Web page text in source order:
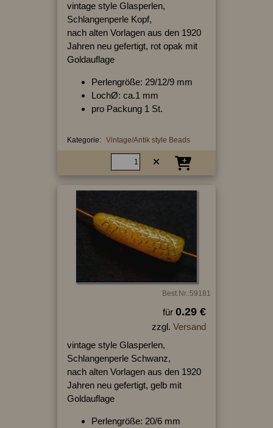
vintage style Glasperlen,
Schlangenperle Kopf,
nach alten Vorlagen aus den 1920
Jahren neu gefertigt, rot opak mit
Goldauflage
Perlengröße: 29/12/9 mm
LochØ: ca.1 mm
pro Packung 1 St.
Kategorie: Vintage/Antik style Beads
Best.Nr.:59181
für 0.29 €
zzgl. Versand
vintage style Glasperlen,
Schlangenperle Schwanz,
nach alten Vorlagen aus den 1920
Jahren neu gefertigt, gelb mit
Goldauflage
Perlengröße: 20/6 mm